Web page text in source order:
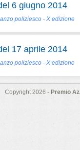
6 giugno 2014
poliziesco - X edizione
17 aprile 2014
poliziesco - X edizione
Copyright 2026 - Premio